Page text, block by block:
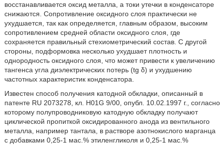
восстанавливается оксид металла, а токи утечки в конденсаторе
снижаются. Сопротивление оксидного слоя практически не
ухудшается, так как определяется, главным образом, высоким
сопротивлением средней области оксидного слоя, где
сохраняется правильный стехиометрический состав. С другой
стороны, подформовка несколько ухудшает плотность и
однородность оксидного слоя, что может привести к увеличению
тангенса угла диэлектрических потерь (tg δ) и ухудшению
частотных характеристик конденсатора.
Известен способ получения катодной обкладки, описанный в
патенте RU 2073278, кл. H01G 9/00, опубл. 10.02.1997 г., согласно
которому полупроводниковую катодную обкладку получают
циклической пропиткой оксидированного анода из вентильного
металла, например тантала, в растворе азотнокислого марганца
с добавками 0,25-1 мас.% этиленгликоля и 0,25-1 мас.%